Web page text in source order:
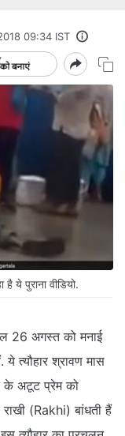
09:34 IST
ये पुराना वीडियो.
26 अगस्त को मनाई
त्यौहार श्रावण मास
के अटूट प्रेम को
(Rakhi) बांधती हैं